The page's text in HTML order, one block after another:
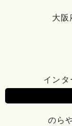
大
イン
のら